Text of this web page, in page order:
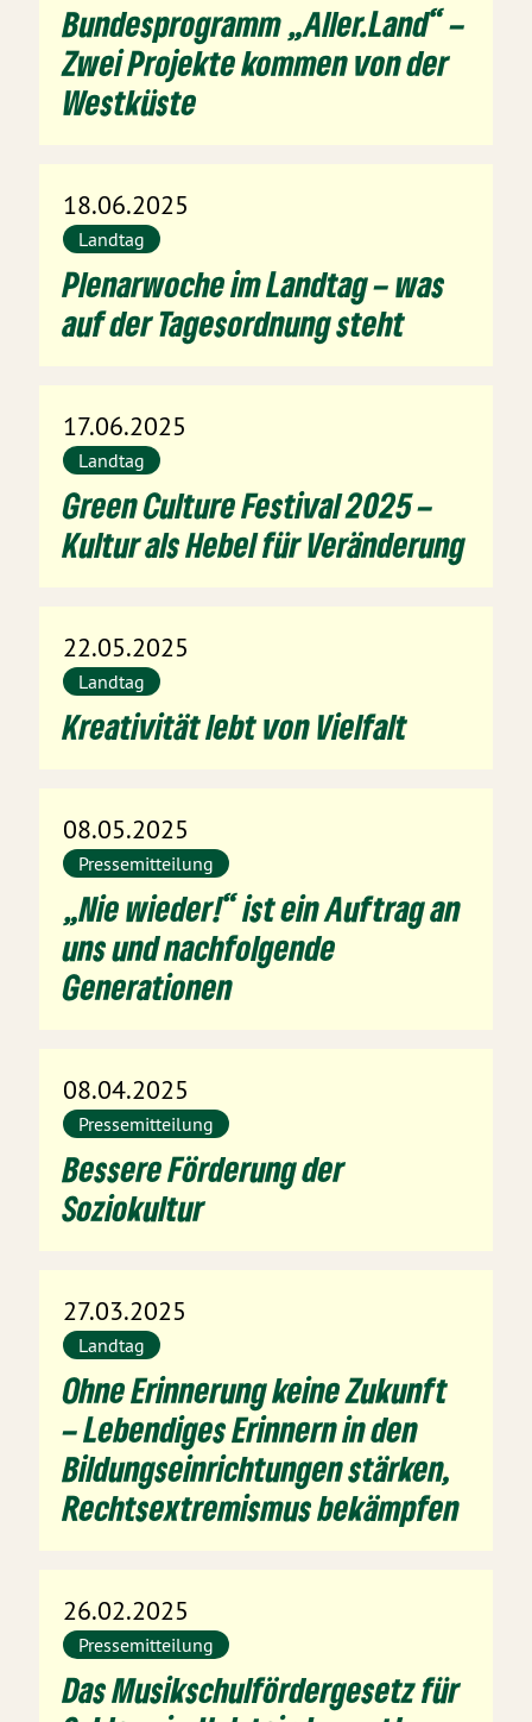
Bundesprogramm „Aller.Land“ –
Zwei Projekte kommen von der
Westküste
18.06.2025
Landtag
Plenarwoche im Landtag – was
auf der Tagesordnung steht
17.06.2025
Landtag
Green Culture Festival 2025 –
Kultur als Hebel für Veränderung
22.05.2025
Landtag
Kreativität lebt von Vielfalt
08.05.2025
Pressemitteilung
„Nie wieder!“ ist ein Auftrag an
uns und nachfolgende
Generationen
08.04.2025
Pressemitteilung
Bessere Förderung der
Soziokultur
27.03.2025
Landtag
Ohne Erinnerung keine Zukunft
– Lebendiges Erinnern in den
Bildungseinrichtungen stärken,
Rechtsextremismus bekämpfen
26.02.2025
Pressemitteilung
Das Musikschulfördergesetz für